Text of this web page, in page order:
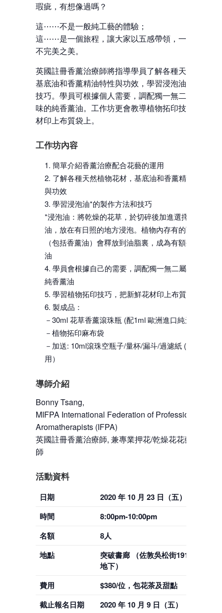
瑕疵，有想像過嗎？
這⋯⋯不是一般純工藝的體驗；
這⋯⋯是一個旅程，讓大家以五感帶領，一同經歷和
不完美之美。
英國註冊香薰治療師將指導學員了解各種天然植物花
基底油和香薰精油特性與功效，學習浸泡油的製作方
技巧。學員可根據個人需要，調配獨一無二、屬於自
味的純香薰油。工作坊更會教導植物拓印技巧，把新
材印上布質袋上。
工作坊內容
簡單介紹香薰治療配合花藝的運用
了解各種天然植物花材，基底油和香薰精油，及其
與功效
學習浸泡油*的製作方法和技巧
*浸泡油：將乾燥的花草，於切碎後加進選擇好的植物
油，放在有日照的地方浸泡。植物內存有的可溶性物
（包括香薰油）會釋放到油脂裏，成為有額外屬性的
油
學員會根據自己的需要，調配獨一無二屬於自己香
純香薰油
學習植物拓印技巧，把新鮮花材印上布質包裝袋上
製成品：
－30ml 花草香薰滾珠瓶 (配1ml 歐洲進口純天然香薰
－植物拓印麻布袋
－加送: 10ml滾珠空瓶子/量杯/漏斗/過濾紙 (供後期製
用）
導師介紹
Bonny Tsang,
MIFPA International Federation of Professional
Aromatherapists (IFPA)
英國註冊香薰治療師, 兼專業押花/乾燥花花藝證照資
師
活動資料
日期
2020 年 10 月 23 日（五）
時間
8:00pm-10:00pm
名額
8人
地點
突破書廊 （佐敦吳松街191號突破中
地下）
費用
$380/位，包花茶及甜點
截止報名日期
2020 年 10 月 9 日（五）